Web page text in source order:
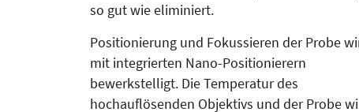
so gut wie eliminiert.
Positionierung und Fokussieren der Pro­be
mit integrierten Nano-Posi­tio­nierern
bewerkstelligt. Die Tem­pe­­ratur des
hochauflösenden Objek­tivs und der Probe